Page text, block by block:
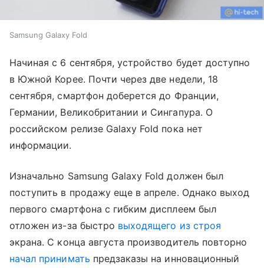
Samsung Galaxy Fold
Начиная с 6 сентября, устройство будет доступно
в Южной Корее. Почти через две недели, 18
сентября, смартфон доберется до Франции,
Германии, Великобритании и Сингапура. О
российском релизе Galaxy Fold пока нет
информации.
Изначально Samsung Galaxy Fold должен был
поступить в продажу еще в апреле. Однако выход
первого смартфона с гибким дисплеем был
отложен из-за быстро выходящего из строя
экрана. С конца августа производитель повторно
начал принимать предзаказы на инновационный